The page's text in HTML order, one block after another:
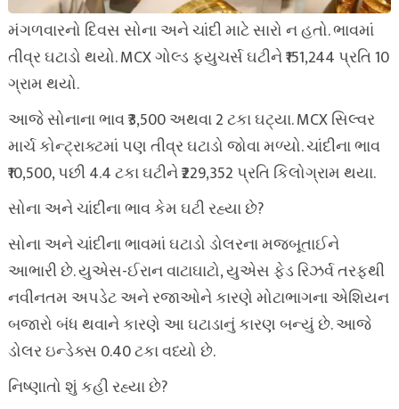
મંગળવારનો દિવસ સોના અને ચાંદી માટે સારો ન હતો. ભાવમાં
તીવ્ર ઘટાડો થયો. MCX ગોલ્ડ ફ્યુચર્સ ઘટીને ₹151,244 પ્રતિ 10
ગ્રામ થયો.
આજે સોનાના ભાવ ₹3,500 અથવા 2 ટકા ઘટ્યા. MCX સિલ્વર
માર્ચ કોન્ટ્રાક્ટમાં પણ તીવ્ર ઘટાડો જોવા મળ્યો. ચાંદીના ભાવ
₹10,500, પછી 4.4 ટકા ઘટીને ₹229,352 પ્રતિ કિલોગ્રામ થયા.
સોના અને ચાંદીના ભાવ કેમ ઘટી રહ્યા છે?
સોના અને ચાંદીના ભાવમાં ઘટાડો ડોલરના મજબૂતાઈને
આભારી છે. યુએસ-ઈરાન વાટાઘાટો, યુએસ ફેડ રિઝર્વ તરફથી
નવીનતમ અપડેટ અને રજાઓને કારણે મોટાભાગના એશિયન
બજારો બંધ થવાને કારણે આ ઘટાડાનું કારણ બન્યું છે. આજે
ડોલર ઇન્ડેક્સ 0.40 ટકા વધ્યો છે.
નિષ્ણાતો શું કહી રહ્યા છે?